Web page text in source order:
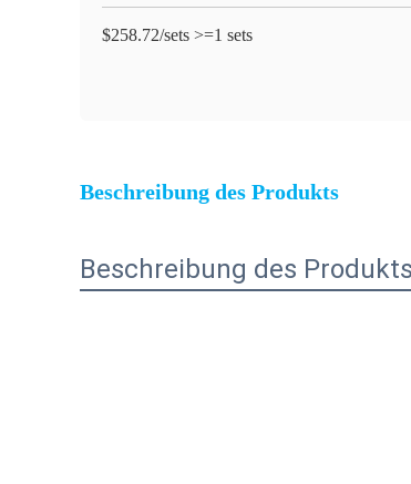
$258.72/sets >=1 sets
Beschreibung des Produkts
Beschreibung des Produkts